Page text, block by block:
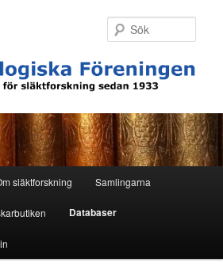
släktforskning Samlingarna
Databaser